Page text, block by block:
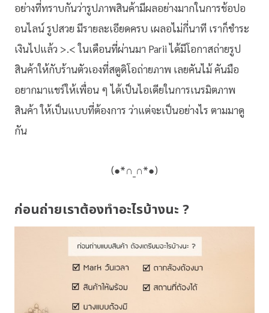
อย่างที่ทราบกันว่ารูปภาพสินค้ามีผลอย่างมากในการช้อปอ
อนไลน์ รูปสวย มีรายละเอียดครบ เผลอไม่กี่นาที เราก็ชำระ
เงินไปแล้ว >.< ในเดือนที่ผ่านมา Parii ได้มีโอกาสถ่ายรูป
สินค้าให้กับร้านตัวเองที่สตูดิโอถ่ายภาพ เลยคันไม้ คันมือ
อยากมาแชร์ให้เพื่อน ๆ ได้เป็นไอเดียในการเนรมิตภาพ
สินค้า ให้เป็นแบบที่ต้องการ ว่าแต่จะเป็นอย่างไร ตามมาดู
กัน
(●*∩_∩*●)
ก่อนถ่ายเราต้องทำอะไรบ้างนะ ?